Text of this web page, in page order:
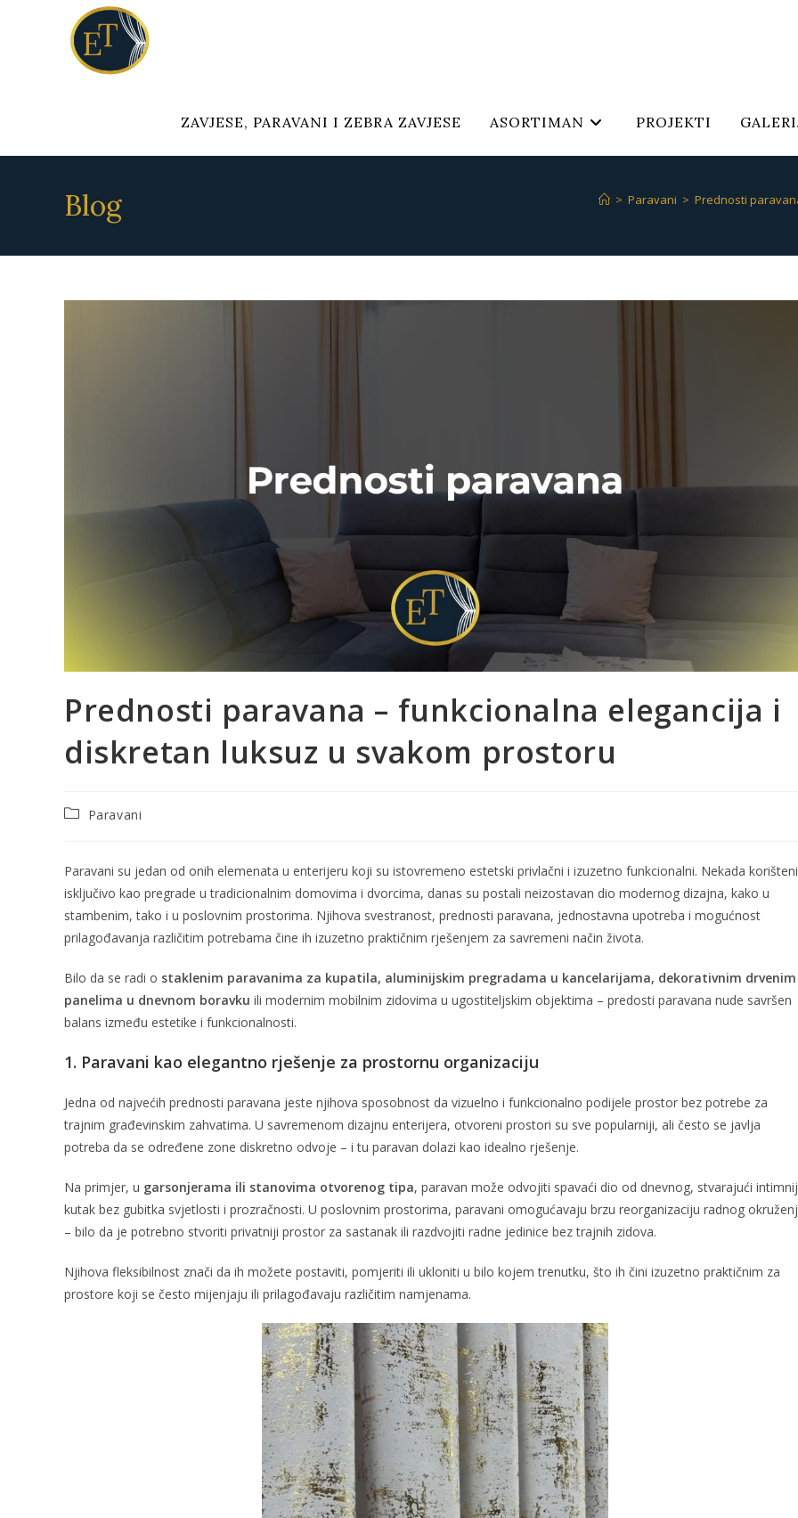
ZAVJESE, PARAVANI I ZEBRA ZAVJESE ASORTIMAN PROJEKTI
Blog > Paravani > Prednosti
Prednosti paravana – funkcionalna elegancija i
diskretan luksuz u svakom prostoru
Paravani
Paravani su jedan od onih elemenata u enterijeru koji su istovremeno estetski privlačni i izuzetno funkcionalni. Nekada korišteni
isključivo kao pregrade u tradicionalnim domovima i dvorcima, danas su postali neizostavan dio modernog dizajna, kako u
stambenim, tako i u poslovnim prostorima. Njihova svestranost, prednosti paravana, jednostavna upotreba i mogućnost
prilagođavanja različitim potrebama čine ih izuzetno praktičnim rješenjem za savremeni način života.
Bilo da se radi o staklenim paravanima za kupatila, aluminijskim pregradama u kancelarijama, dekorativnim drvenim
panelima u dnevnom boravku ili modernim mobilnim zidovima u ugostiteljskim objektima – predosti paravana nude savršen
balans između estetike i funkcionalnosti.
1. Paravani kao elegantno rješenje za prostornu organizaciju
Jedna od najvećih prednosti paravana jeste njihova sposobnost da vizuelno i funkcionalno podijele prostor bez potrebe za
trajnim građevinskim zahvatima. U savremenom dizajnu enterijera, otvoreni prostori su sve popularniji, ali često se javlja
potreba da se određene zone diskretno odvoje – i tu paravan dolazi kao idealno rješenje.
Na primjer, u garsonjerama ili stanovima otvorenog tipa, paravan može odvojiti spavaći dio od dnevnog, stvarajući
kutak bez gubitka svjetlosti i prozračnosti. U poslovnim prostorima, paravani omogućavaju brzu reorganizaciju radnog
– bilo da je potrebno stvoriti privatniji prostor za sastanak ili razdvojiti radne jedinice bez trajnih zidova.
Njihova fleksibilnost znači da ih možete postaviti, pomjeriti ili ukloniti u bilo kojem trenutku, što ih čini izuzetno praktičnim za
prostore koji se često mijenjaju ili prilagođavaju različitim namjenama.